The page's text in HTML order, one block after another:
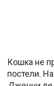
Кошка не
постели.